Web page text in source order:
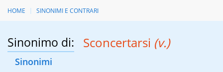
HOME SINONIMI E CONTRARI
Sinonimo di: Sconcertarsi (v.)
Sinonimi